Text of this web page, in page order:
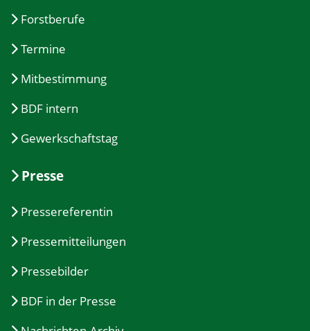
Forstberufe
Termine
Mitbestimmung
BDF intern
Gewerkschaftstag
Presse
Pressereferentin
Pressemitteilungen
Pressebilder
BDF in der Presse